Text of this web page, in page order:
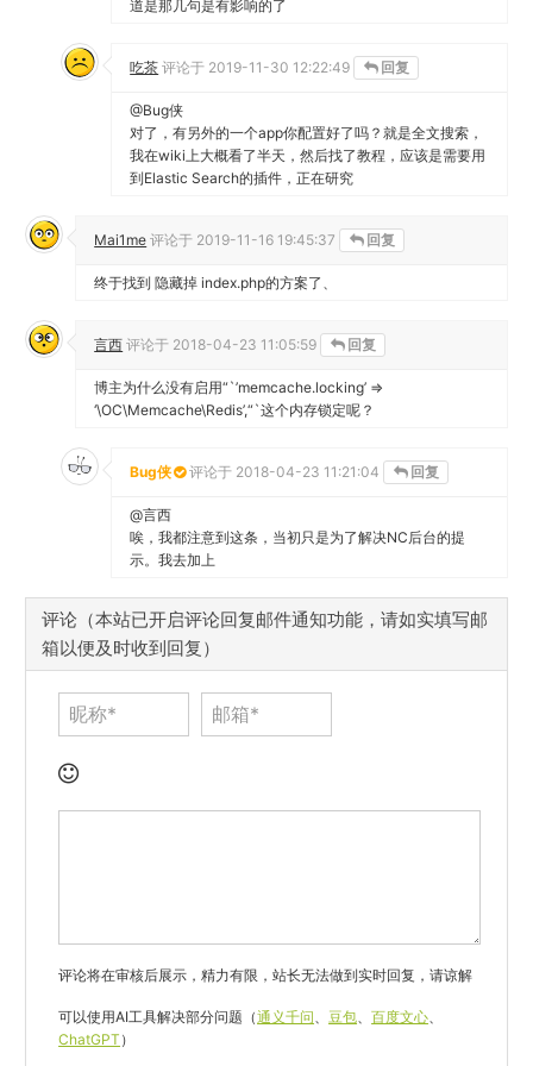
道是那几句是有影响的了
吃茶 评论于 2019-11-30 12:22:49 回复
@Bug侠
对了，有另外的一个app你配置好了吗？就是全文搜索，
我在wiki上大概看了半天，然后找了教程，应该是需要用
到Elastic Search的插件，正在研究
Mai1me 评论于 2019-11-16 19:45:37 回复
终于找到 隐藏掉 index.php的方案了、
言西 评论于 2018-04-23 11:05:59 回复
博主为什么没有启用“`’memcache.locking’ =>
‘\OC\Memcache\Redis’,“`这个内存锁定呢？
Bug侠 评论于 2018-04-23 11:21:04 回复
@言西
唉，我都注意到这条，当初只是为了解决NC后台的提
示。我去加上
评论（本站已开启评论回复邮件通知功能，请如实填写邮
箱以便及时收到回复）
评论将在审核后展示，精力有限，站长无法做到实时回复，请谅解
可以使用AI工具解决部分问题（通义千问、豆包、百度文心、
ChatGPT ）